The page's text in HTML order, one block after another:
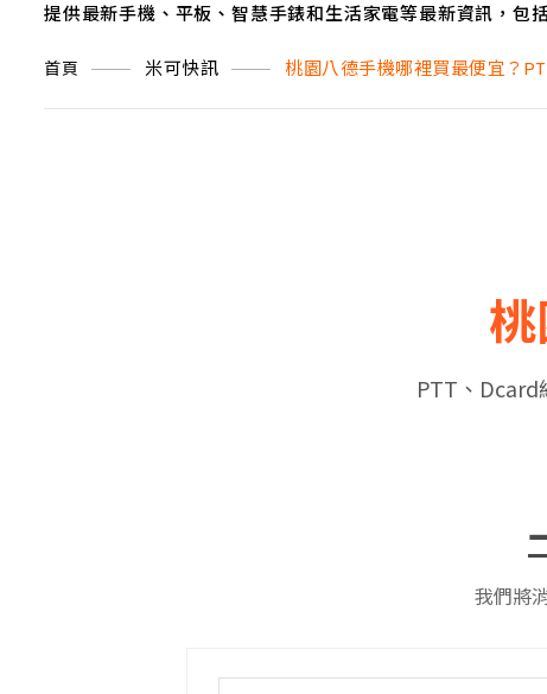
提供最新手機、平板、智慧手錶和生活家電等最新資訊，包
首頁 米可快訊 桃園八德手機哪裡買最便宜？
PTT、Dcard
我們將